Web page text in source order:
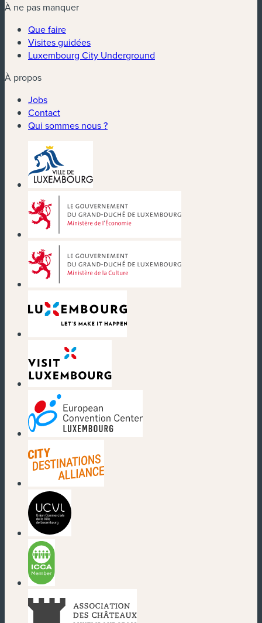
À ne pas manquer
Que faire
Visites guidées
Luxembourg City Underground
À propos
Jobs
Contact
Qui sommes nous ?